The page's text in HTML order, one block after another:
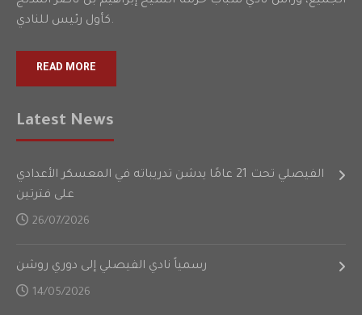
كأول رئيس للنادي.
READ MORE
Latest News
الفيصلي تحت 21 عامًا يدشن تدريباته في المعسكر الأعدادي
على فترتين
26/07/2026
رسمياً نادي الفيصلي إلى دوري روشن
14/05/2026